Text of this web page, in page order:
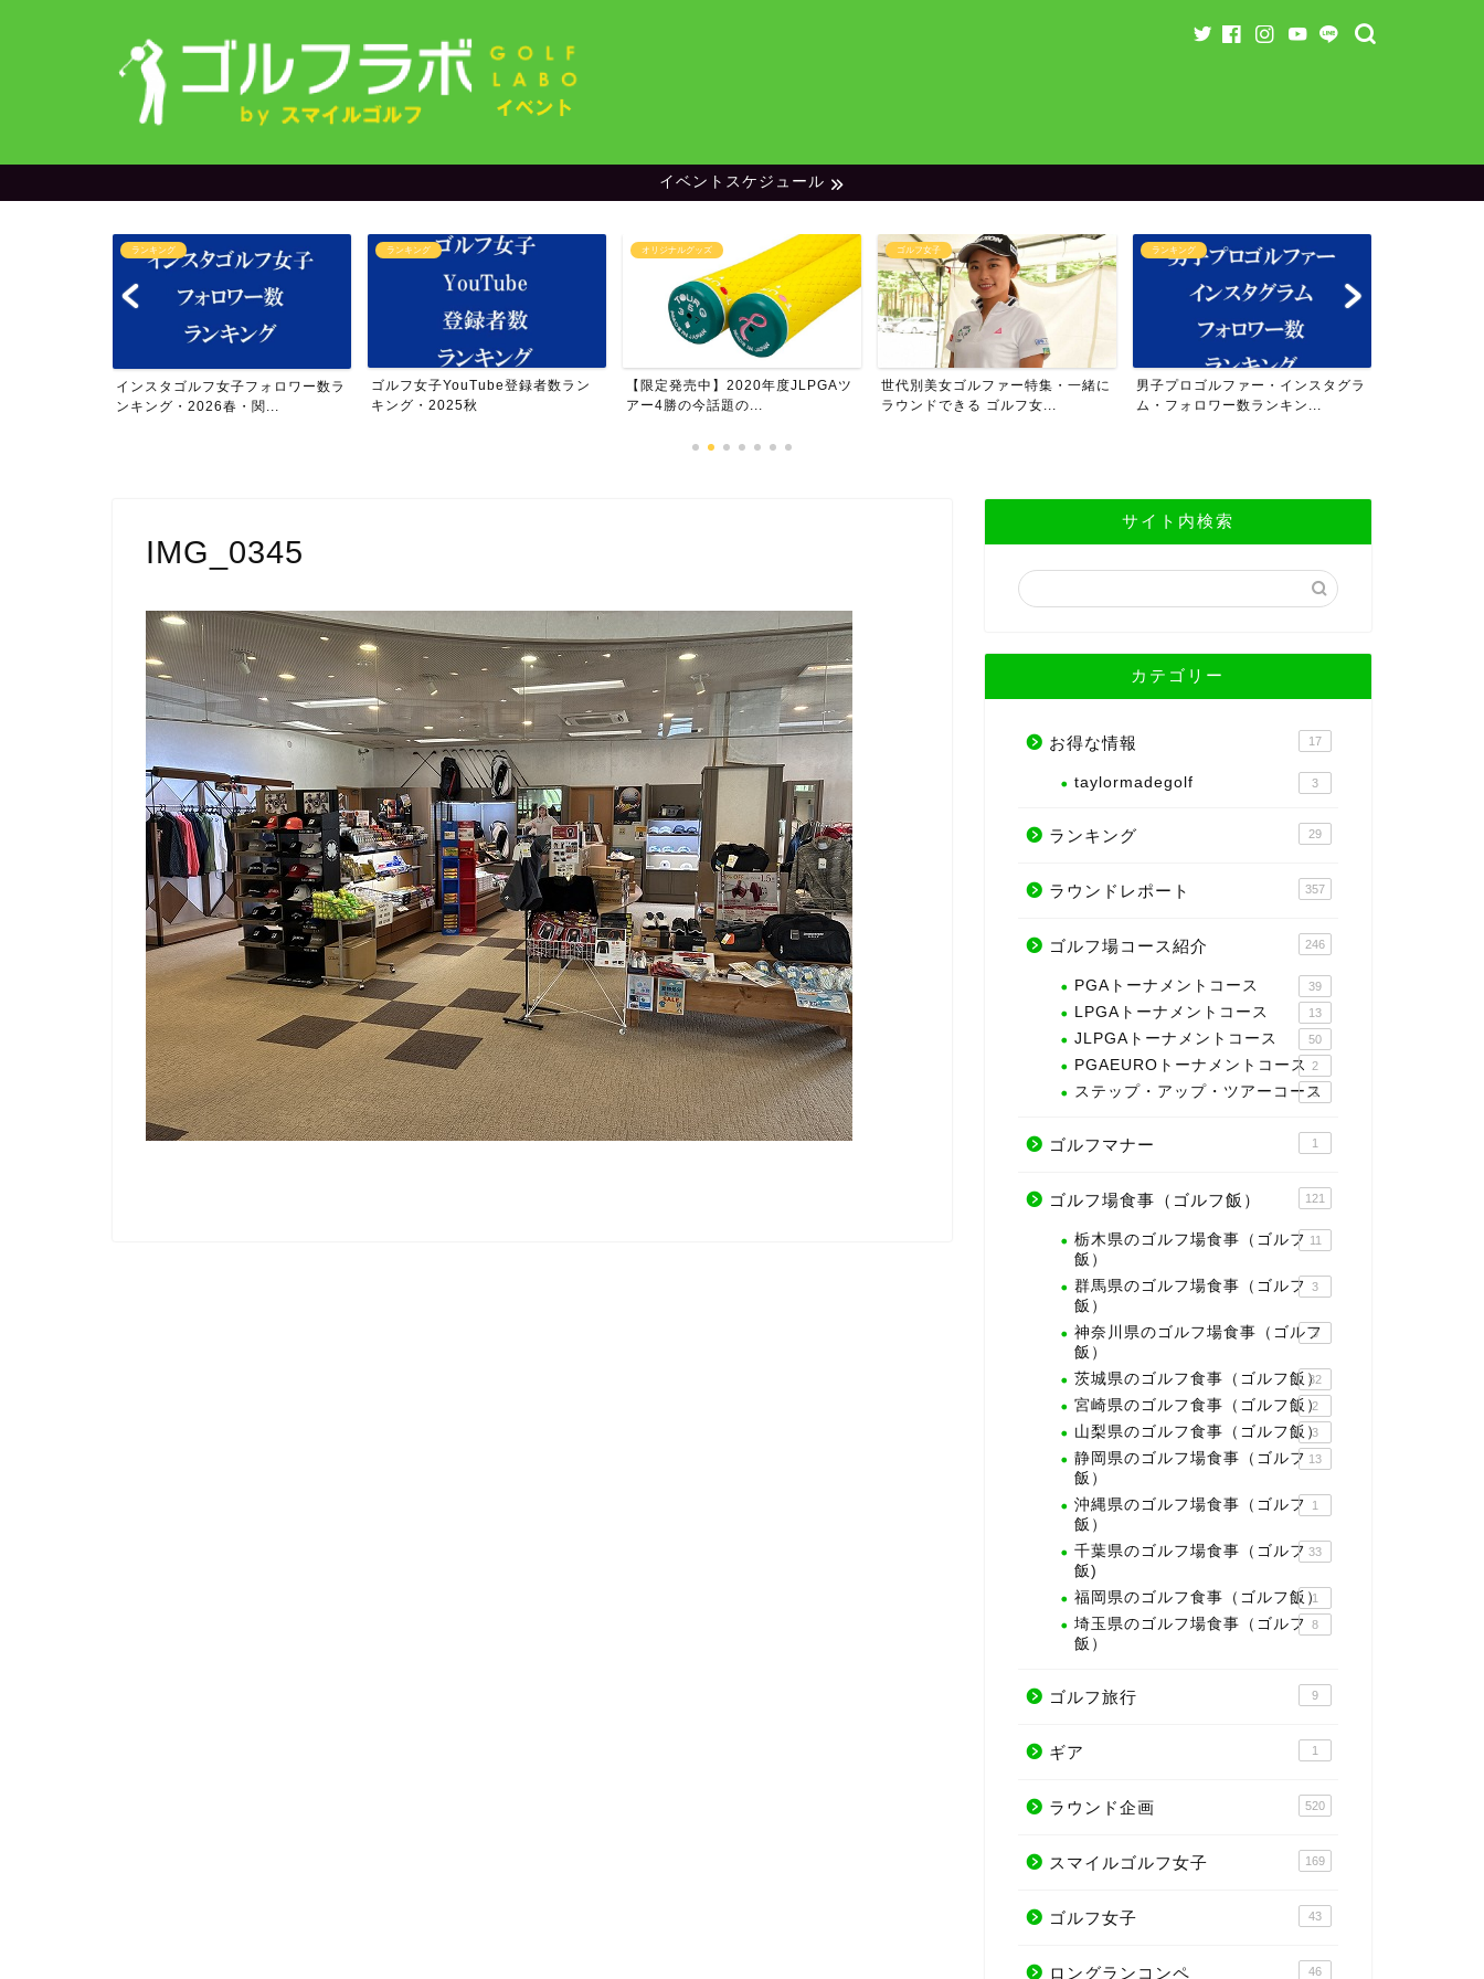
イベントスケジュール
ランキング
インスタゴルフ女子フォロワー数ラ
ンキング・2026春・関...
ランキング
ゴルフ女子YouTube登録者数ラン
キング・2025秋
オリジナルグッズ
【限定発売中】2020年度JLPGAツ
アー4勝の今話題の...
ゴルフ女子
世代別美女ゴルファー特集・一緒に
ラウンドできる ゴルフ女...
ランキング
男子プロゴルファー・インスタグラ
ム・フォロワー数ランキン...
IMG_0345
サイト内検索
カテゴリー
お得な情報 17
taylormadegolf 3
ランキング 29
ラウンドレポート 357
ゴルフ場コース紹介 246
PGAトーナメントコース 39
LPGAトーナメントコース 13
JLPGAトーナメントコース 50
PGAEUROトーナメントコース 2
ステップ・アップ・ツアーコース
3
ゴルフマナー 1
ゴルフ場食事（ゴルフ飯） 121
栃木県のゴルフ場食事（ゴルフ
飯）
11
群馬県のゴルフ場食事（ゴルフ
飯）
3
神奈川県のゴルフ場食事（ゴルフ
飯）
3
茨城県のゴルフ食事（ゴルフ飯）
32
宮崎県のゴルフ食事（ゴルフ飯）
2
山梨県のゴルフ食事（ゴルフ飯）
3
静岡県のゴルフ場食事（ゴルフ
飯）
13
沖縄県のゴルフ場食事（ゴルフ
飯）
1
千葉県のゴルフ場食事（ゴルフ
飯)
33
福岡県のゴルフ食事（ゴルフ飯）1
埼玉県のゴルフ場食事（ゴルフ
飯）
8
ゴルフ旅行 9
ギア 1
ラウンド企画 520
スマイルゴルフ女子 169
ゴルフ女子 43
ロングランコンペ 46